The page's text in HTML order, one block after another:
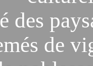
des
de